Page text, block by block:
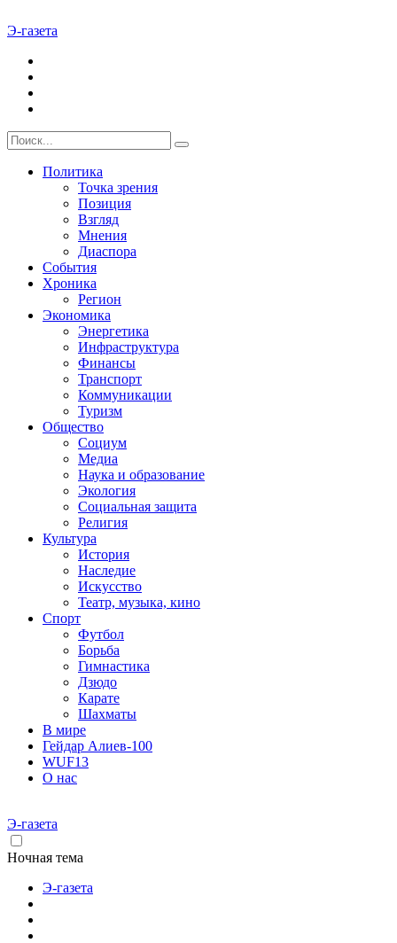
Э-газета
Политика
Точка зрения
Позиция
Взгляд
Мнения
Диаспора
События
Хроника
Регион
Экономика
Энергетика
Инфраструктура
Финансы
Транспорт
Коммуникации
Туризм
Общество
Социум
Медиа
Наука и образование
Экология
Социальная защита
Религия
Культура
История
Наследие
Искусство
Театр, музыка, кино
Спорт
Футбол
Борьба
Гимнастика
Дзюдо
Карате
Шахматы
В мире
Гейдар Алиев-100
WUF13
О нас
Э-газета
Ночная тема
Э-газета